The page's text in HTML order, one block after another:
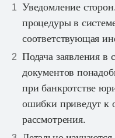
Уведомление
процедуры в
соответствующая
Подача заявления в
документов
при банкротстве
ошибки приведут к
рассмотрения.